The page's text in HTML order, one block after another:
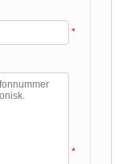
*
*